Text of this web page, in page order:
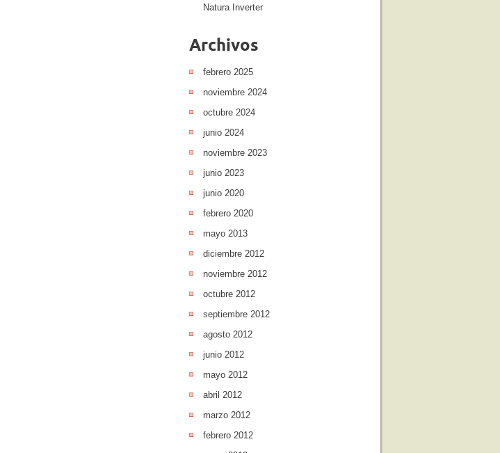
Natura Inverter
Archivos
febrero 2025
noviembre 2024
octubre 2024
junio 2024
noviembre 2023
junio 2023
junio 2020
febrero 2020
mayo 2013
diciembre 2012
noviembre 2012
octubre 2012
septiembre 2012
agosto 2012
junio 2012
mayo 2012
abril 2012
marzo 2012
febrero 2012